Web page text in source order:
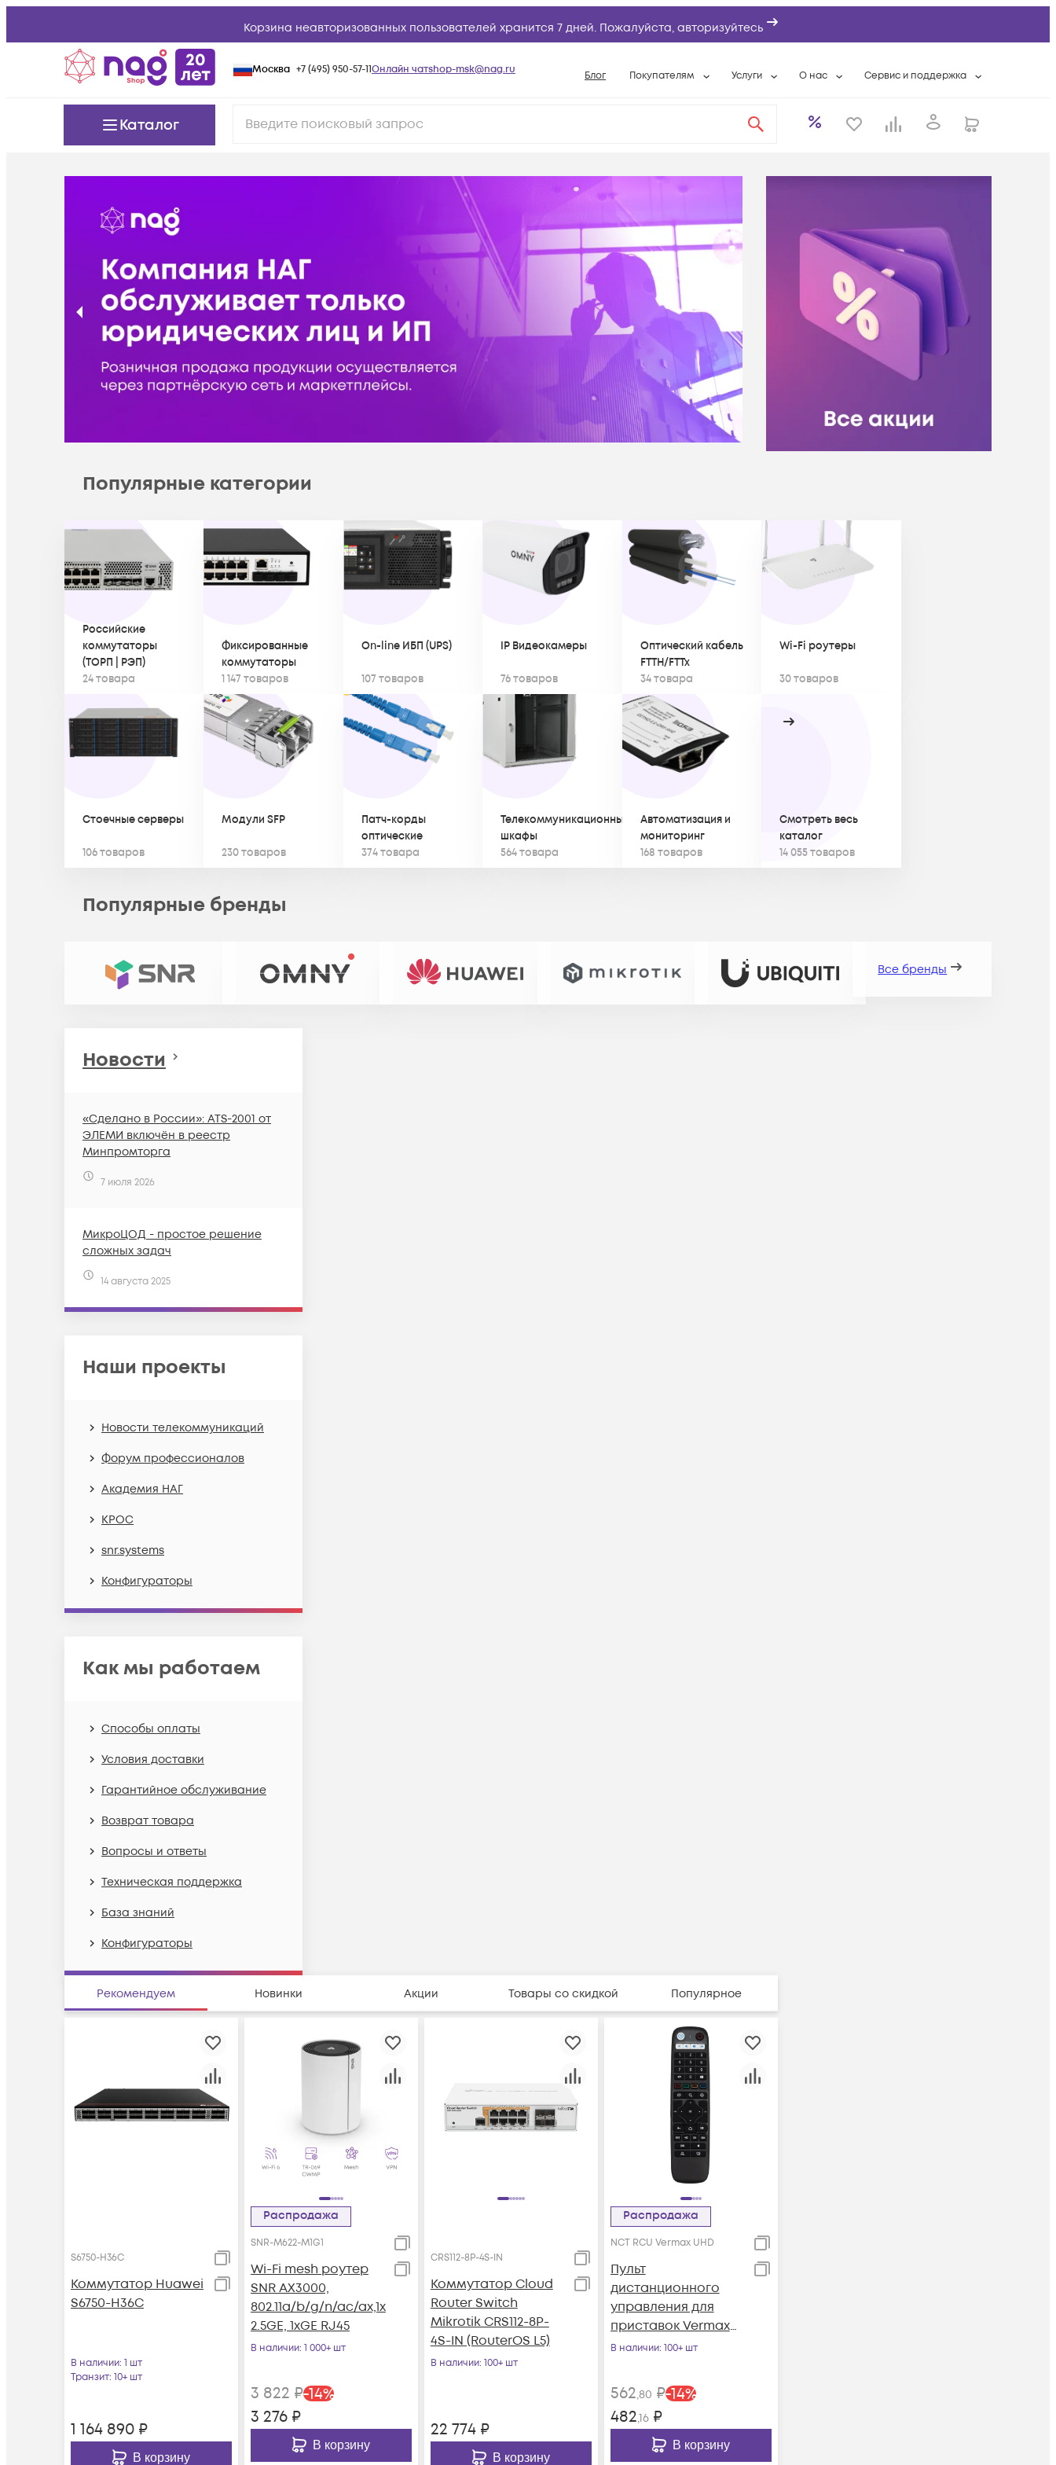
Корзина неавторизованных пользователей хранится 7 дней. Пожалуйста, авторизуйтесь
Москва +7 (495) 950-57-11Онлайн чатshop-msk@nag.ru Блог Покупателям
Гарантийное обслуживание
Возврат товара
Вопросы и ответы
База знаний
Конфигураторы
Услуги
Системная интеграция
О нас
Контактная информация
Вакансии
Сервис и поддержка
Контакты сервисных центров
Условия оказания услуг
Каталог
Популярные категории
Российские
коммутаторы
(ТОРП | РЭП)
24 товара
Фиксированные
коммутаторы
1 147 товаров
On-line ИБП (UPS)
107 товаров
IP Видеокамеры
76 товаров
Оптический кабель
FTTH/FTTx
34 товара
Wi-Fi роутеры
30 товаров
Стоечные серверы
106 товаров
Модули SFP
230 товаров
Патч-корды
оптические
374 товара
Телекоммуникационные
шкафы
564 товара
Автоматизация и
мониторинг
168 товаров
Смотреть весь
каталог
14 055 товаров
Популярные бренды
Все бренды
Новости
«Сделано в России»: ATS-2001 от
ЭЛЕМИ включён в реестр
Минпромторга
7 июля 2026
МикроЦОД - простое решение
сложных задач
14 августа 2025
Наши проекты
Новости телекоммуникаций
Форум профессионалов
Академия НАГ
КРОС
snr.systems
Конфигураторы
Как мы работаем
Способы оплаты
Условия доставки
Гарантийное обслуживание
Возврат товара
Вопросы и ответы
Техническая поддержка
База знаний
Конфигураторы
Рекомендуем Новинки Акции Товары со скидкой Популярное
S6750-H36C
Коммутатор Huawei
S6750-H36C
В наличии: 1 шт
Транзит: 10+ шт
1 164 890 ₽
В корзину
Распродажа
SNR-M622-M1G1
Wi-Fi mesh роутер
SNR AX3000,
802.11a/b/g/n/ac/ax,1x
2.5GE, 1xGE RJ45
В наличии: 1 000+ шт
3 822 ₽-14%
3 276₽
В корзину
CRS112-8P-4S-IN
Коммутатор Cloud
Router Switch
Mikrotik CRS112-8P-
4S-IN (RouterOS L5)
В наличии: 100+ шт
22 774₽
В корзину
Распродажа
NCT RCU Vermax UHD
Пульт
дистанционного
управления для
приставок Vermax
UHD
В наличии: 100+ шт
562,80 ₽-14%
482,16₽
В корзину